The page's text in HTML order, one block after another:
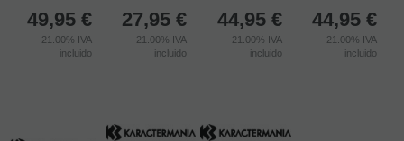
49,95 €
21.00% IVA
incluido
27,95 €
21.00% IVA
incluido
44,95 €
21.00% IVA
incluido
44,95 €
21.00% IVA
incluido